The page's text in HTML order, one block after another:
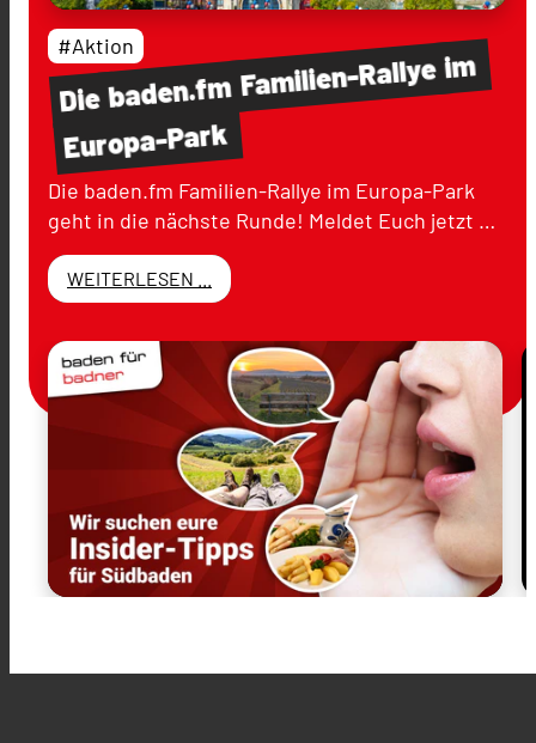
Diebaden.fmFamilien-Rallyeim
Europa-Park
#Aktion
Die baden.fm Familien-Rallye im Europa-Park
geht in die nächste Runde! Meldet Euch jetzt …
WEITERLESEN ...